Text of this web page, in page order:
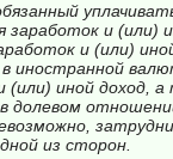
заработок и (или)
и (или)
иностранной
(или) иной доход, а
долевом
из сторон.